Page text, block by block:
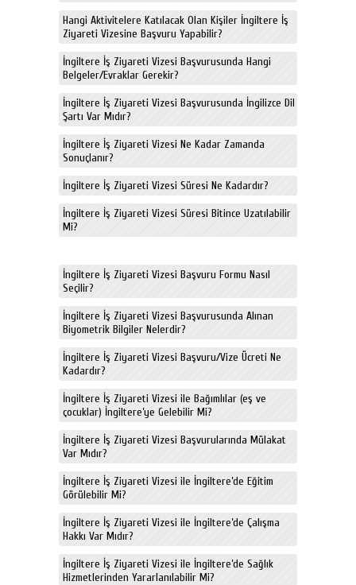
Hangi Aktivitelere Katılacak Olan Kişiler İngiltere İş
Ziyareti Vizesine Başvuru Yapabilir?
İngiltere İş Ziyareti Vizesi Başvurusunda Hangi
Belgeler/Evraklar Gerekir?
İngiltere İş Ziyareti Vizesi Başvurusunda İngilizce Dil
Şartı Var Mıdır?
İngiltere İş Ziyareti Vizesi Ne Kadar Zamanda
Sonuçlanır?
İngiltere İş Ziyareti Vizesi Süresi Ne Kadardır?
İngiltere İş Ziyareti Vizesi Süresi Bitince Uzatılabilir
Mi?
İngiltere İş Ziyareti Vizesi Başvuru Formu Nasıl
Seçilir?
İngiltere İş Ziyareti Vizesi Başvurusunda Alınan
Biyometrik Bilgiler Nelerdir?
İngiltere İş Ziyareti Vizesi Başvuru/Vize Ücreti Ne
Kadardır?
İngiltere İş Ziyareti Vizesi ile Bağımlılar (eş ve
çocuklar) İngiltere’ye Gelebilir Mi?
İngiltere İş Ziyareti Vizesi Başvurularında Mülakat
Var Mıdır?
İngiltere İş Ziyareti Vizesi ile İngiltere’de Eğitim
Görülebilir Mi?
İngiltere İş Ziyareti Vizesi ile İngiltere’de Çalışma
Hakkı Var Mıdır?
İngiltere İş Ziyareti Vizesi ile İngiltere’de Sağlık
Hizmetlerinden Yararlanılabilir Mi?